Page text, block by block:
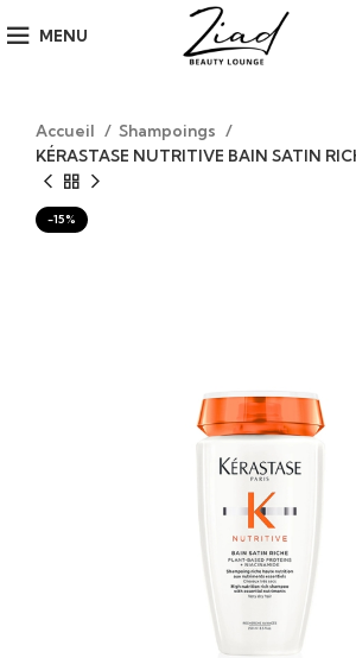
MENU
Accueil
Shampoings
KÉRASTASE NUTRITIVE BAIN SATIN
-15%